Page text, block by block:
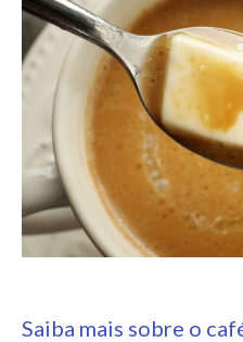
Saiba mais sobre o